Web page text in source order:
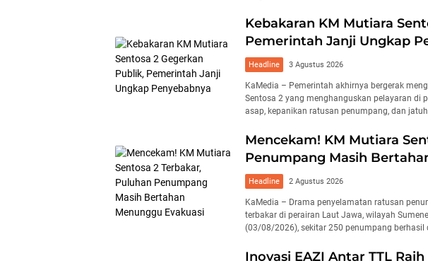
Kebakaran KM Mutiara
Pemerintah Janji Ungkap
Headline 3 Agustus 2026
KaMedia – Pemerintah akhirnya bergerak
Sentosa 2 yang menghanguskan pelayaran di
asap, kepanikan ratusan penumpang, dan
Mencekam! KM Mutiara
Penumpang Masih
Headline 2 Agustus 2026
KaMedia – Drama penyelamatan ratusan
terbakar di perairan Laut Jawa, wilayah
(03/08/2026), sekitar 250 penumpang berhasil
Inovasi EAZI Antar TTL